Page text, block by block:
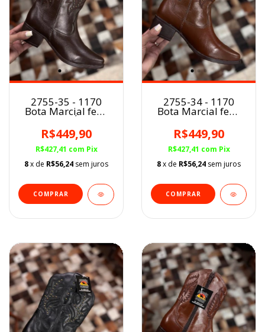
2755-35 - 1170
Bota Marcial fem.
CAFÉ
R$449,90
R$427,41 com Pix
8x de R$56,24 sem juros
COMPRAR
2755-34 - 1170
Bota Marcial fem.
R$449,90
R$427,41 com Pix
8x de R$56,24 sem juros
COMPRAR